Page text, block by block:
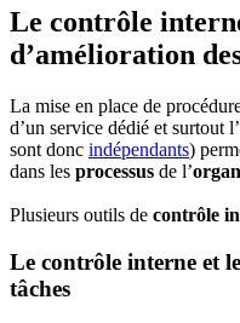
Le contrôle
d’amélioration
La mise en place de
d’un service dédié et surtout
sont donc indépendants)
dans les processus de l’
Plusieurs outils de contrôle
Le contrôle interne et
tâches